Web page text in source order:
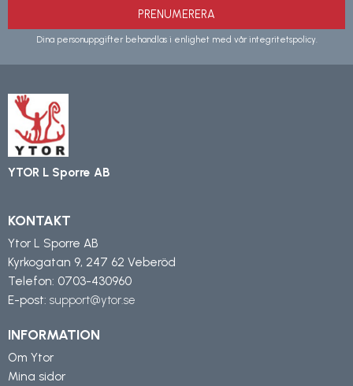
PRENUMERERA
Dina personuppgifter behandlas i enlighet med vår integritetspolicy.
YTOR L Sporre AB
KONTAKT
Ytor L Sporre AB
Kyrkogatan 9, 247 62 Veberöd
Telefon: 0703-430960
E-post: support@ytor.se
INFORMATION
Om Ytor
Mina sidor